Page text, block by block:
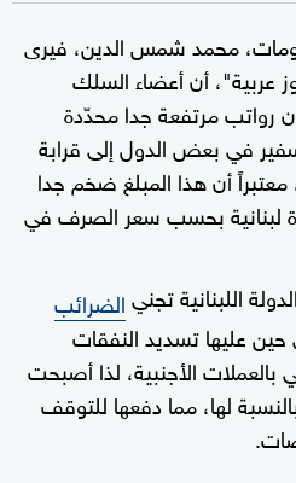
محمد شمس الدين، فيرى
أن أعضاء السلك
رواتب مرتفعة جدا محدّدة
في بعض الدول إلى قرابة
معتبراً أن هذا المبلغ ضخم جدا
مليون ليرة لبنانية بحسب سعر الصرف في
اللبنانية تجنيالضرائب
حين عليها تسديد النفقات
بالعملات الأجنبية، لذا أصبحت
لها، مما دفعها للتوقف